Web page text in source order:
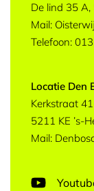
De lind 35
Mail:
Telefoon:
Locatie Den
Kerkstraat
5211 KE ’s-
Mail: